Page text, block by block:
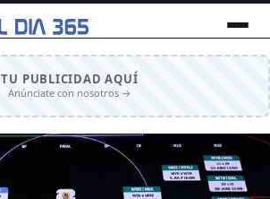
TU PUBLICIDAD AQUÍ
Anúnciate con nosotros →